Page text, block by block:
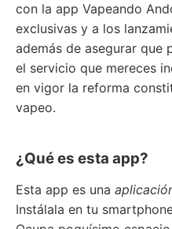
con la app Vapeando
exclusivas y a los
además de asegurar que
el servicio que mereces
en vigor la reforma
vapeo.
¿Qué es esta app?
Esta app es una
Instálala en tu